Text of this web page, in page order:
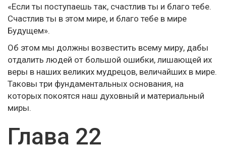
«Если ты поступаешь так, счастлив ты и благо тебе.
Счастлив ты в этом мире, и благо тебе в мире
Будущем».
Об этом мы должны возвестить всему миру, дабы
отдалить людей от большой ошибки, лишающей их
веры в наших великих мудрецов, величайших в мире.
Таковы три фундаментальных основания, на
которых покоятся наш духовный и материальный
миры.
Глава 22